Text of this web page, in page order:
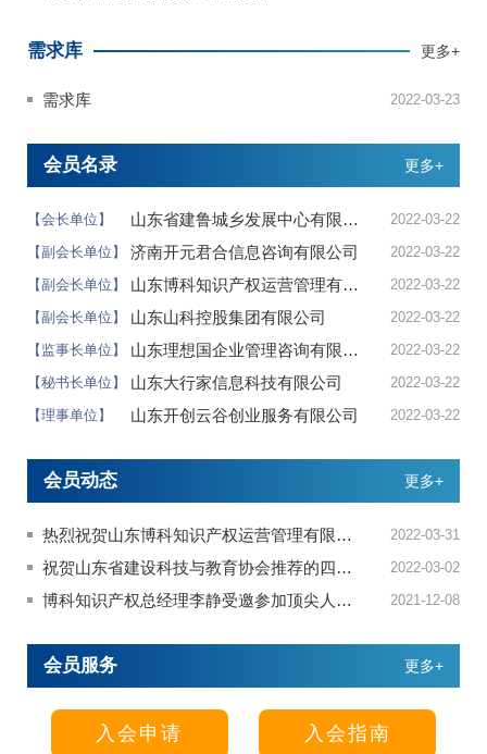
需求库 更多+
需求库 2022-03-23
会员名录 更多+
【会长单位】 山东省建鲁城乡发展中心有限公司
2022-03-22
【副会长单位】
济南开元君合信息咨询有限公司
2022-03-22
【副会长单位】
山东博科知识产权运营管理有限责任公司
2022-03-22
【副会长单位】
山东山科控股集团有限公司
2022-03-22
【监事长单位】
山东理想国企业管理咨询有限公司
2022-03-22
【秘书长单位】
山东大行家信息科技有限公司
2022-03-22
【理事单位】
山东开创云谷创业服务有限公司 2022-03-22
会员动态 更多+
热烈祝贺山东博科知识产权运营管理有限责任公司被确定为山东... 2022-03-31
祝贺山东省建设科技与教育协会推荐的四名选手 荣获2021年度... 2022-03-02
博科知识产权总经理李静受邀参加顶尖人才科技成果转化高峰论... 2021-12-08
会员服务 更多+
入会申请 入会指南